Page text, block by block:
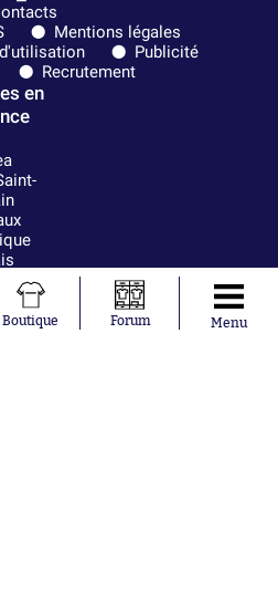
Mentions légales
Publicité
Recrutement
en
Boutique Forum Menu